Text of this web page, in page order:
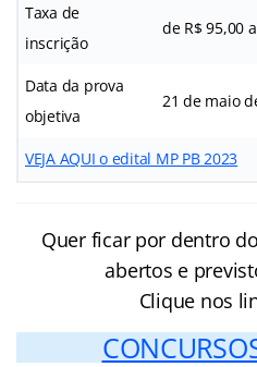
Taxa de
inscrição
de R$ 95,00
Data da prova
objetiva
21 de maio
VEJA AQUI o edital MP PB 2023
Quer ficar por dentro
abertos e
Clique nos